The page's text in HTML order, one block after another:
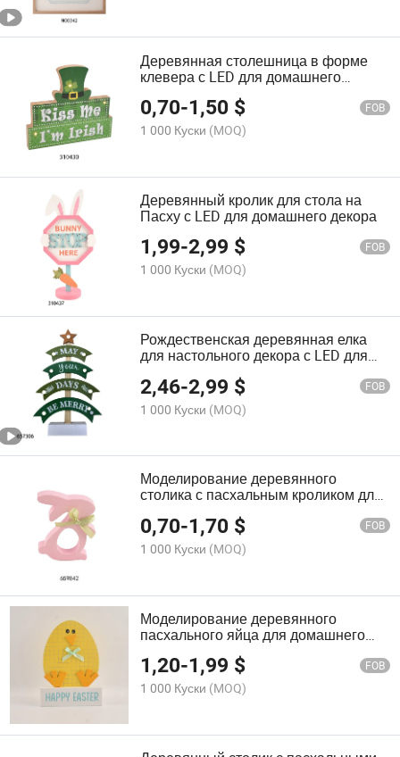
Деревянная столешница в форме
клевера с LED для домашнего
0,70-1,50 $ FOB
1 000 Куски (MOQ)
Деревянный кролик для стола на
Пасху с LED для домашнего декора
1,99-2,99 $ FOB
1 000 Куски (MOQ)
Рождественская деревянная елка
для настольного декора с LED для
2,46-2,99 $ FOB
1 000 Куски (MOQ)
Моделирование деревянного
столика с пасхальным кроликом для
домашнего декора
0,70-1,70 $ FOB
1 000 Куски (MOQ)
Моделирование деревянного
пасхального яйца для домашнего
1,20-1,99 $ FOB
1 000 Куски (MOQ)